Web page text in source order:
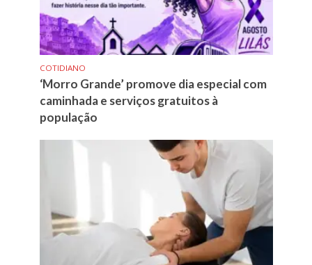
COTIDIANO
‘Morro Grande’ promove dia especial com
caminhada e serviços gratuitos à
população